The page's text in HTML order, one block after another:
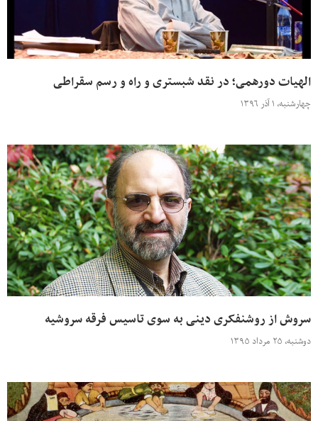
الهیات دورهمی؛ در نقد شبستری و راه و رسم سقراطی
چهارشنبه، ۱ آذر ۱۳۹۶
سروش از روشنفکری دینی به سوی تاسیس فرقه سروشیه
دوشنبه، ۲۵ مرداد ۱۳۹۵